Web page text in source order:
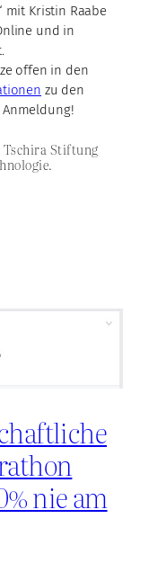
mit Kristin Raabe
und in
offen in den
zu den
Stiftung
nie am